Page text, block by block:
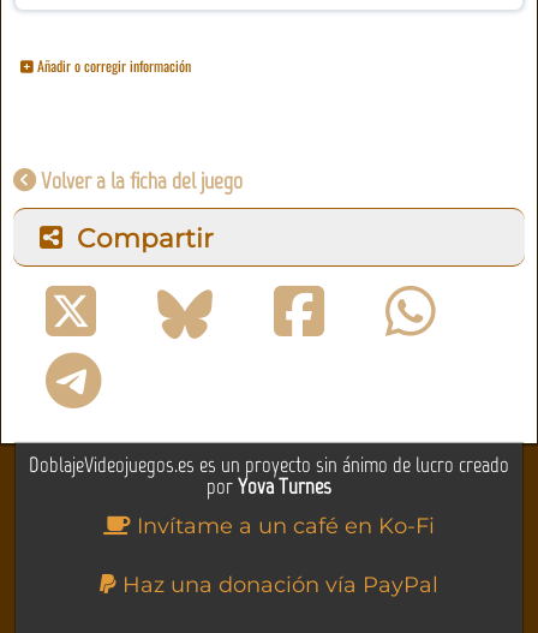
Añadir o corregir información
Volver a la ficha del juego
Compartir
DoblajeVideojuegos.es es un proyecto sin ánimo de lucro creado
porYova Turnes
Invítame a un café en Ko-Fi
Haz una donación vía PayPal